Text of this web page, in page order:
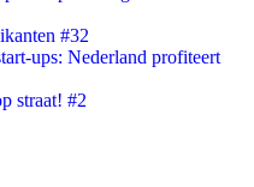
#32
ups: Nederland profiteert
straat! #2